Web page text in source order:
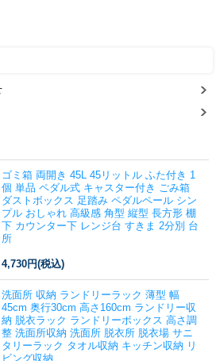
ゴミ箱 両開き 45L 45リットル ふた付き 1
個 単品 ペダル式 キャスター付き ごみ箱
ダストボックス 足踏み ペダルペール シン
プル おしゃれ 高級感 角型 縦型 長方形 棚
下 カウンター下 レンジ台 すきま 2分別 台
所
4,730円(税込)
洗面所 収納 ランドリーラック 薄型 幅
45cm 奥行30cm 高さ160cm ランドリー収
納 脱衣ラック ランドリーボックス 高さ調
整 洗面所収納 洗面所 脱衣所 脱衣場 サニ
タリーラック タオル収納 キッチン収納 リ
ビング収納